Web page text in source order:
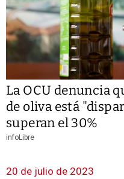
La OCU denuncia
de oliva está
superan el 30%
infoLibre
20 de julio de 2023